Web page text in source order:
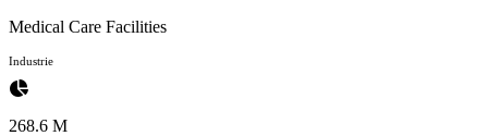
Medical Care Facilities
Industrie
268.6 M